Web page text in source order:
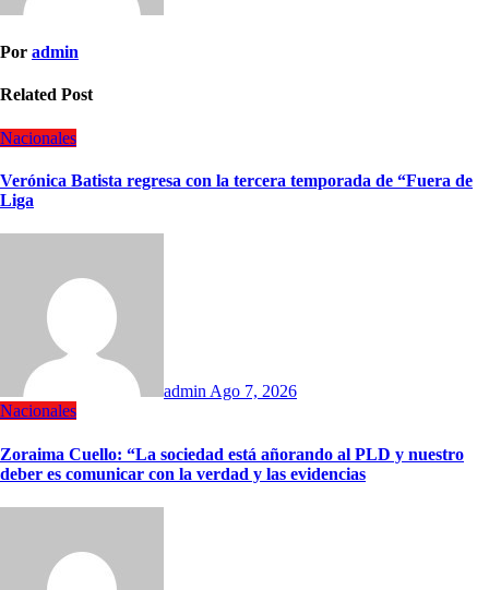
Por admin
Related Post
Nacionales
Verónica Batista regresa con la tercera temporada de “Fuera de
Liga
admin Ago 7, 2026
Nacionales
Zoraima Cuello: “La sociedad está añorando al PLD y nuestro
deber es comunicar con la verdad y las evidencias